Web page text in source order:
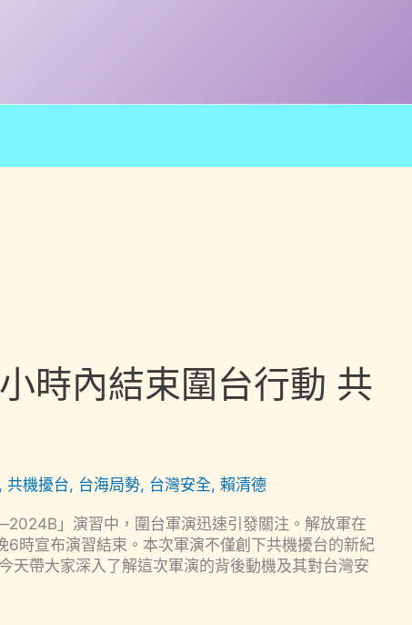
時內結束圍台行動 共
, 共機擾台, 台海局勢, 台灣安全, 賴清德
」演習中，圍台軍演迅速引發關注。解放軍在
時宣布演習結束。本次軍演不僅創下共機擾台的新紀
天帶大家深入了解這次軍演的背後動機及其對台灣安